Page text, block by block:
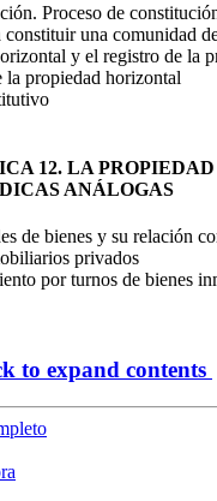
Proceso de
constituir una comunidad
y el registro de la
propiedad horizontal
12. LA
ANÁLOGAS
de bienes y su relación
privados
por turnos de bienes
to expand contents